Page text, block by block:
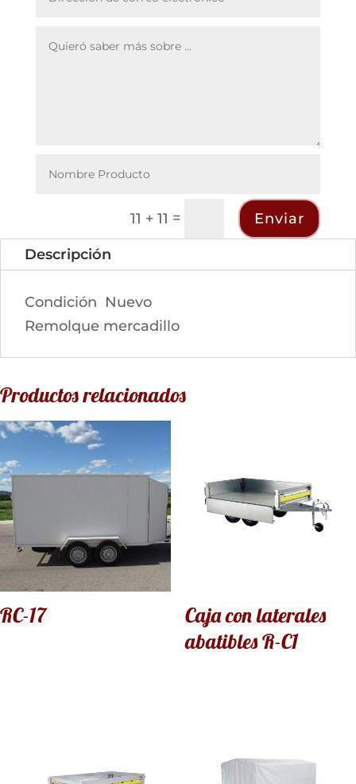
11 + 11 = Enviar
Descripción
Condición Nuevo
Remolque mercadillo
Productos relacionados
RC-17
Caja con laterales
abatibles R-C1